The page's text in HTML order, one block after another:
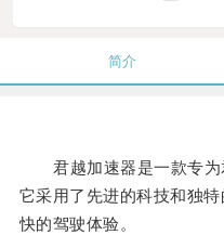
简介
君越加速器是一款专为
它采用了先进的科技和独
快的驾驶体验。